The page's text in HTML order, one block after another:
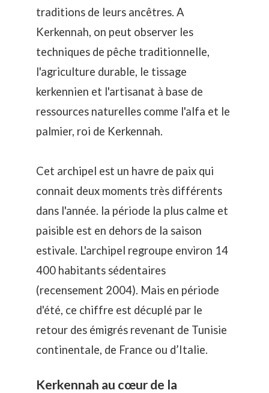
traditions de leurs ancêtres. A
Kerkennah, on peut observer les
techniques de pêche traditionnelle,
l'agriculture durable, le tissage
kerkennien et l'artisanat à base de
ressources naturelles comme l'alfa et le
palmier, roi de Kerkennah.
Cet archipel est un havre de paix qui
connait deux moments très différents
dans l'année. la période la plus calme et
paisible est en dehors de la saison
estivale. L'archipel regroupe environ 14
400 habitants sédentaires
(recensement 2004). Mais en période
d'été, ce chiffre est décuplé par le
retour des émigrés revenant de Tunisie
continentale, de France ou d’Italie.
Kerkennah au cœur de la